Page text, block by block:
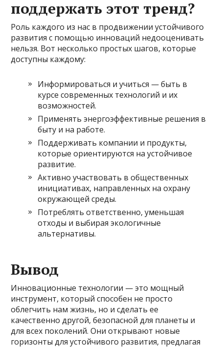
поддержать этот тренд?
Роль каждого из нас в продвижении устойчивого
развития с помощью инноваций недооценивать
нельзя. Вот несколько простых шагов, которые
доступны каждому:
Информироваться и учиться — быть в
курсе современных технологий и их
возможностей.
Применять энергоэффективные решения в
быту и на работе.
Поддерживать компании и продукты,
которые ориентируются на устойчивое
развитие.
Активно участвовать в общественных
инициативах, направленных на охрану
окружающей среды.
Потреблять ответственно, уменьшая
отходы и выбирая экологичные
альтернативы.
Вывод
Инновационные технологии — это мощный
инструмент, который способен не просто
облегчить нам жизнь, но и сделать ее
качественно другой, безопасной для планеты и
для всех поколений. Они открывают новые
горизонты для устойчивого развития, предлагая